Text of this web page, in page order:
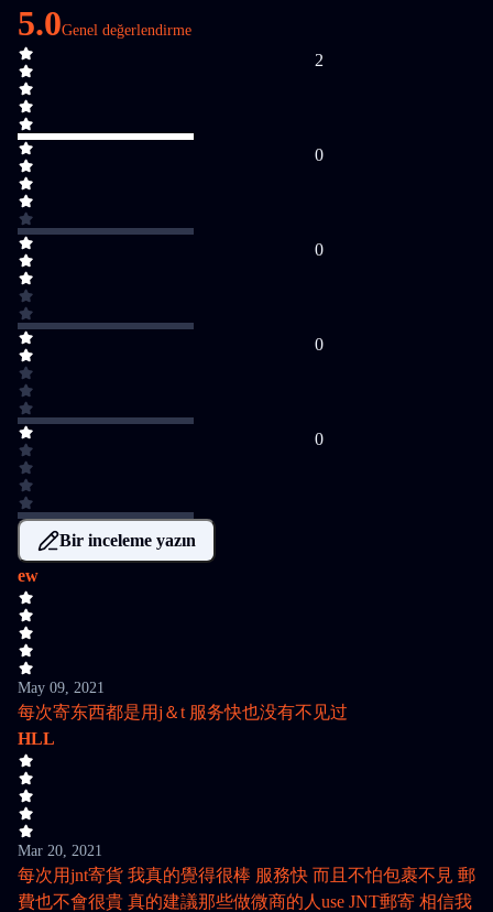
5.0Genel değerlendirme
2
0
0
0
0
Bir inceleme yazın
ew
May 09, 2021
每次寄东西都是用j＆t 服务快也没有不见过
HLL
Mar 20, 2021
每次用jnt寄貨 我真的覺得很棒 服務快 而且不怕包裹不見 郵
費也不會很貴 真的建議那些做微商的人use JNT郵寄 相信我